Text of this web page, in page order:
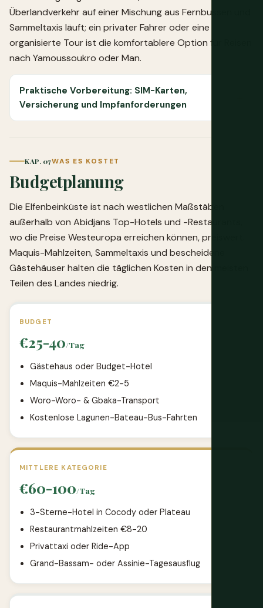
Überlandverkehr auf einer Mischung aus Fernbussen und
Sammeltaxis läuft; ein privater Fahrer oder eine
organisierte Tour ist die komfortablere Option für Reisen
nach Yamoussoukro oder Man.
Praktische Vorbereitung: SIM-Karten,
Versicherung und Impfanforderungen
KAP. 07WAS ES KOSTET
Budgetplanung
Die Elfenbeinküste ist nach westlichen Maßstäben
außerhalb von Abidjans Top-Hotels und -Restaurants,
wo die Preise Westeuropa erreichen können, preiswert.
Maquis-Mahlzeiten, Sammeltaxis und bescheidene
Gästehäuser halten die täglichen Kosten in den meisten
Teilen des Landes niedrig.
BUDGET
€25-40/Tag
Gästehaus oder Budget-Hotel
Maquis-Mahlzeiten €2-5
Woro-Woro- & Gbaka-Transport
Kostenlose Lagunen-Bateau-Bus-Fahrten
MITTLERE KATEGORIE
€60-100/Tag
3-Sterne-Hotel in Cocody oder Plateau
Restaurantmahlzeiten €8-20
Privattaxi oder Ride-App
Grand-Bassam- oder Assinie-Tagesausflug